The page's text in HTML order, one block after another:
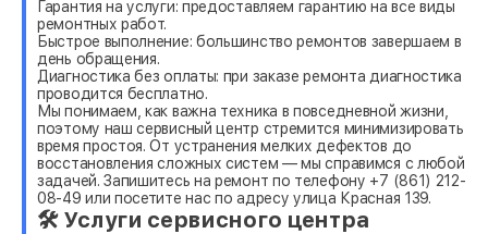
Гарантия на услуги: предоставляем гарантию на все виды
ремонтных работ.
Быстрое выполнение: большинство ремонтов завершаем в
день обращения.
Диагностика без оплаты: при заказе ремонта диагностика
проводится бесплатно.
Мы понимаем, как важна техника в повседневной жизни,
поэтому наш сервисный центр стремится минимизировать
время простоя. От устранения мелких дефектов до
восстановления сложных систем — мы справимся с любой
задачей. Запишитесь на ремонт по телефону +7 (861) 212-
08-49 или посетите нас по адресу улица Красная 139.
🛠 Услуги сервисного центра